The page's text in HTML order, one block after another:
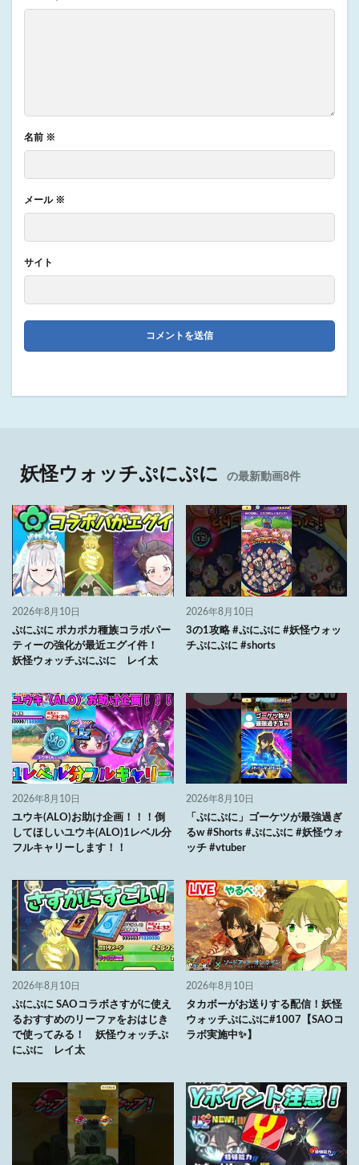
名前 ※
メール ※
サイト
妖怪ウォッチぷにぷに の最新動画8件
2026年8月10日
ぷにぷに ポカポカ種族コラボパー
ティーの強化が最近エグイ件！
妖怪ウォッチぷにぷに レイ太
2026年8月10日
3の1攻略 #ぷにぷに #妖怪ウォッ
チぷにぷに #shorts
2026年8月10日
ユウキ(ALO)お助け企画！！！倒
してほしいユウキ(ALO)1レベル分
フルキャリーします！！
2026年8月10日
「ぷにぷに」ゴーケツが最強過ぎ
るw #Shorts #ぷにぷに #妖怪ウォ
ッチ #vtuber
2026年8月10日
ぷにぷに SAOコラボさすがに使え
るおすすめのリーファをおはじき
で使ってみる！ 妖怪ウォッチぷ
にぷに レイ太
2026年8月10日
タカボーがお送りする配信！妖怪
ウォッチぷにぷに#1007【SAOコ
ラボ実施中✨】